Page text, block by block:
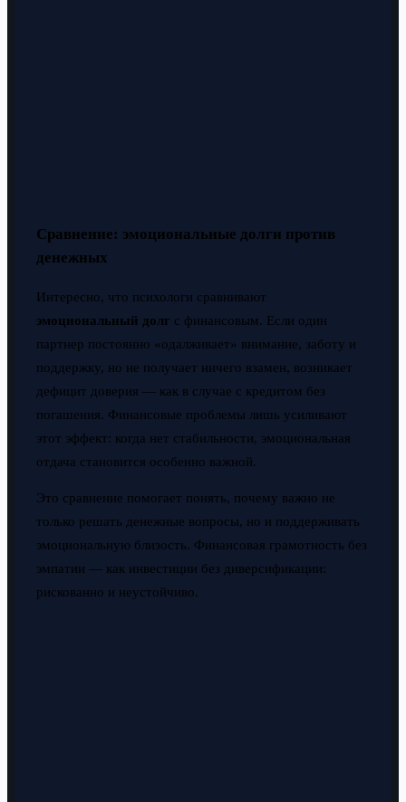
Сравнение: эмоциональные долги против
денежных
Интересно, что психологи сравнивают
эмоциональный долг с финансовым. Если один
партнер постоянно «одалживает» внимание, заботу и
поддержку, но не получает ничего взамен, возникает
дефицит доверия — как в случае с кредитом без
погашения. Финансовые проблемы лишь усиливают
этот эффект: когда нет стабильности, эмоциональная
отдача становится особенно важной.
Это сравнение помогает понять, почему важно не
только решать денежные вопросы, но и поддерживать
эмоциональную близость. Финансовая грамотность без
эмпатии — как инвестиции без диверсификации:
рискованно и неустойчиво.